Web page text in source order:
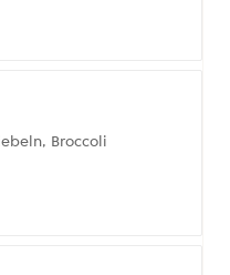
Broccoli